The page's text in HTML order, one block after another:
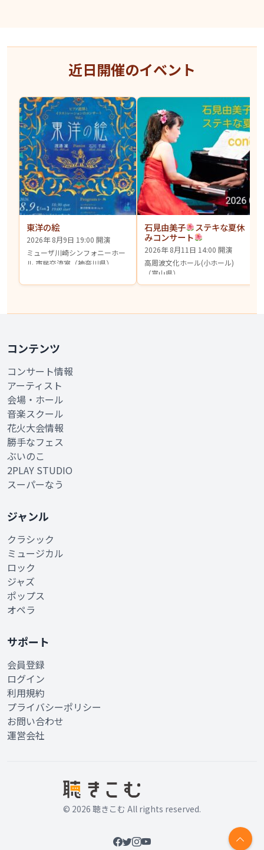
近日開催のイベント
東洋の絵
2026年 8月9日 19:00 開演
ミューザ川崎シンフォニーホー
ル 市民交流室（神奈川県）
石見由美子
ステキな夏休
みコンサート
2026年 8月11日 14:00 開演
高周波文化ホール(小ホール)
（富山県）
コンテンツ
コンサート情報
アーティスト
会場・ホール
音楽スクール
花火大会情報
勝手なフェス
ぶいのこ
2PLAY STUDIO
スーパーなう
ジャンル
クラシック
ミュージカル
ロック
ジャズ
ポップス
オペラ
サポート
会員登録
ログイン
利用規約
プライバシーポリシー
お問い合わせ
運営会社
© 2026 聴きこむ All rights reserved.
Facebook
Twitter
Instagram
YouTube ペー